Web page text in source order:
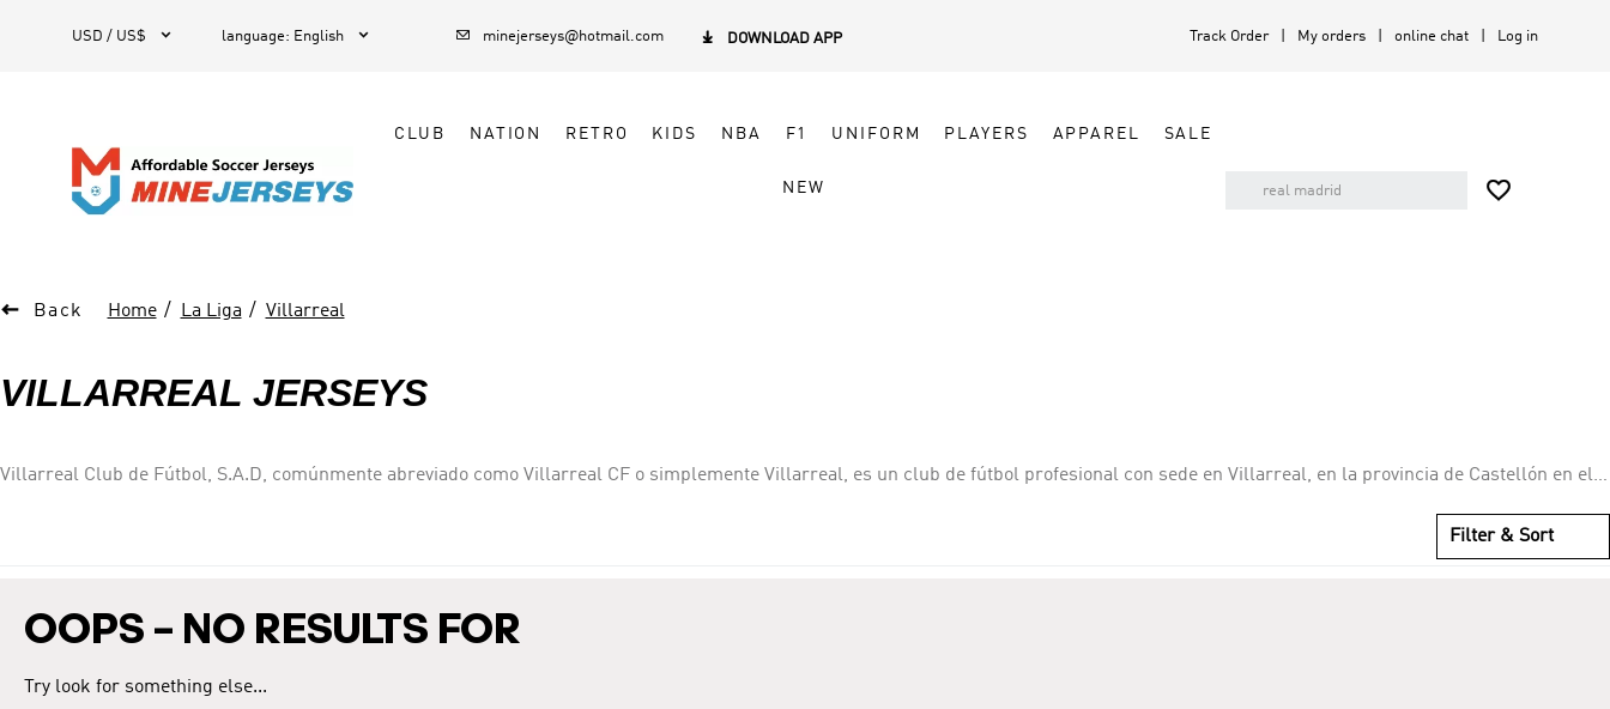
USD / US$  language: English   minejerseys@hotmail.com  DOWNLOAD APP Track Order My orders online chat Log in
CLUB NATION RETRO KIDS NBA F1 UNIFORM PLAYERS APPAREL SALE
NEW 
 Back Home La Liga Villarreal
VILLARREAL JERSEYS
Villarreal Club de Fútbol, S.A.D, comúnmente abreviado como Villarreal CF o simplemente Villarreal, es un club de fútbol profesional con sede en Villarreal, en la provincia de Castellón en el
Filter & Sort
OOPS – NO RESULTS FOR
Try look for something else...